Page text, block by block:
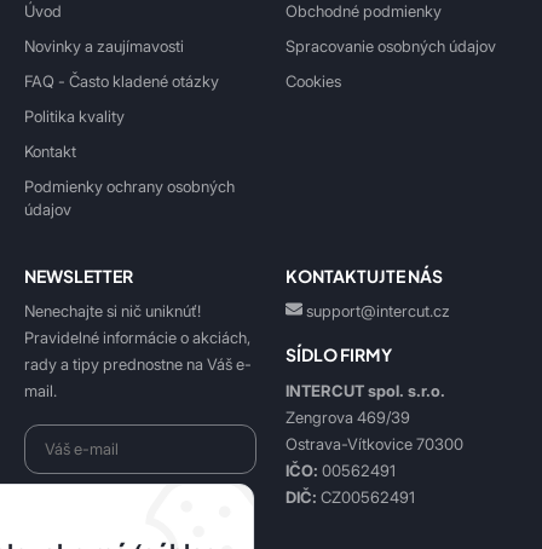
Úvod
Novinky a zaujímavosti
FAQ - Často kladené otázky
Politika kvality
Kontakt
Podmienky ochrany osobných
údajov
Obchodné podmienky
Spracovanie osobných údajov
Cookies
NEWSLETTER
Nenechajte si nič uniknúť!
Pravidelné informácie o akciách,
rady a tipy prednostne na Váš e-
mail.
KONTAKTUJTE NÁS
support@intercut.cz
SÍDLO FIRMY
INTERCUT spol. s.r.o.
Zengrova 469/39
Ostrava-Vítkovice 70300
IČO: 00562491
DIČ: CZ00562491